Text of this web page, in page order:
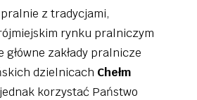
z tradycjami,
rynku pralniczym
główne zakłady pralnicze
dzielnicach Chełm
korzystać Państwo